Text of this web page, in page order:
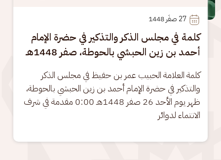
27
كلمة في مجلس الذكر والتذكير في حضرة الإمام
أحمد بن زين الحبشي بالحوطة، صفر 1448هـ
كلمة العلامة الحبيب عمر بن حفيظ في مجلس الذكر
والتذكير في حضرة الإمام أحمد بن زين الحبشي بالحوطة،
ظهر يوم الأحد 26 صفر 1448هـ 0:00 مقدمة في شرف
الانتماء لدوائر